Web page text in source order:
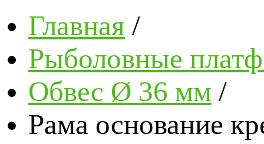
Главная /
Рыболовные
Обвес Ø 36 мм /
Рама основание